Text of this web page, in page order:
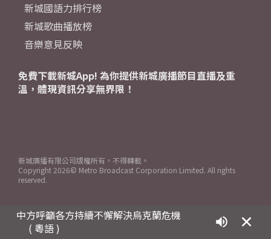
中方呼籲各方持續不懈解決烏克蘭危機
( 粵語 )
新城國語力排行榜
新城歌曲播放榜
音樂意見反映
免費下載新城App! 為你提供新城廣播節目直播及重
溫，體現資訊分享無界限！
新城廣播有限公司版權所有，不得轉載。
Copyright 2026© Metro Broadcast Corporation Limited. All rights
reserved.